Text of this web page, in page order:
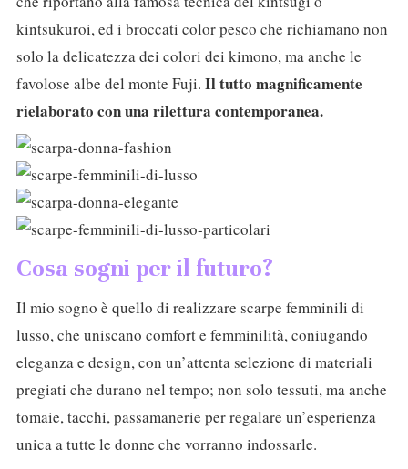
kintsukuroi, ed i broccati color pesco che richiamano non
solo la delicatezza dei colori dei kimono, ma anche le
favolose albe del monte Fuji. Il tutto magnificamente
rielaborato con una rilettura contemporanea.
Cosa sogni per il futuro?
Il mio sogno è quello di realizzare scarpe femminili di
lusso, che uniscano comfort e femminilità, coniugando
eleganza e design, con un’attenta selezione di materiali
pregiati che durano nel tempo; non solo tessuti, ma anche
tomaie, tacchi, passamanerie per regalare un’esperienza
unica a tutte le donne che vorranno indossarle.